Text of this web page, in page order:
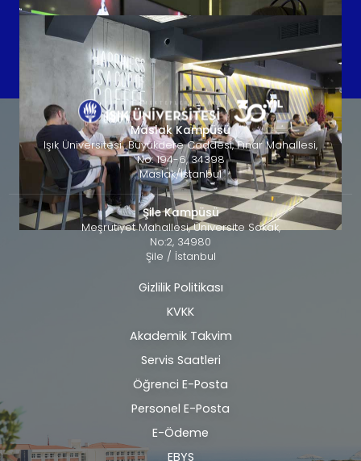
Maslak Kampüsü
Işık Üniversitesi Büyükdere Caddesi, Pınar Mahallesi,
No: 194-6, 34398
Maslak/İstanbul
Şile Kampüsü
Meşrutiyet Mahallesi, Üniversite Sokak,
No:2, 34980
Şile / İstanbul
Alt
bilgi
Gizlilik Politikası
KVKK
Akademik Takvim
Servis Saatleri
Öğrenci E-Posta
Personel E-Posta
E-Ödeme
EBYS